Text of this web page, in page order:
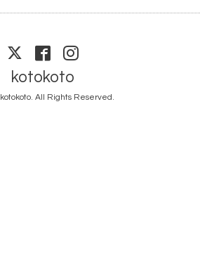
kotokoto
kotokoto. All Rights Reserved.